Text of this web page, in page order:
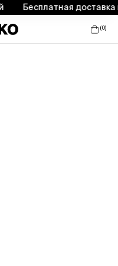
Бесплатная доставка
(0)